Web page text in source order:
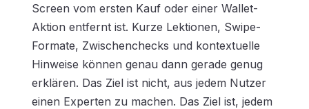
Screen vom ersten Kauf oder einer Wallet-
Aktion entfernt ist. Kurze Lektionen, Swipe-
Formate, Zwischenchecks und kontextuelle
Hinweise können genau dann gerade genug
erklären. Das Ziel ist nicht, aus jedem Nutzer
einen Experten zu machen. Das Ziel ist, jedem